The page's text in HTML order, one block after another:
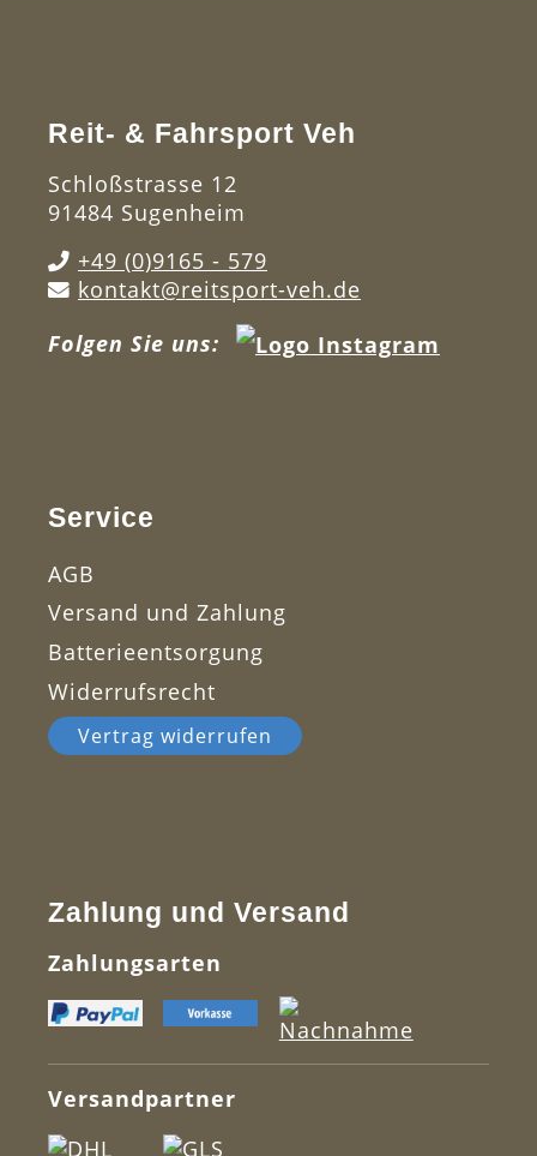
Reit- & Fahrsport Veh
Schloßstrasse 12
91484 Sugenheim
+49 (0)9165 - 579
kontakt@reitsport-veh.de
Folgen Sie uns:
Service
AGB
Versand und Zahlung
Batterieentsorgung
Widerrufsrecht
Vertrag widerrufen
Zahlung und Versand
Zahlungsarten
Versandpartner